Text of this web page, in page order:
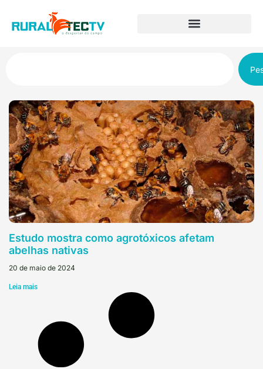
Estudo mostra como agrotóxicos afetam
abelhas nativas
20 de maio de 2024
Leia mais